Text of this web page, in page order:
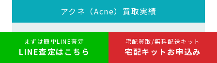
宅配買取/無料配送キット
宅配キットお申込み
まずは簡単LINE査定
LINE査定はこちら
アクネ（Acne）買取実績